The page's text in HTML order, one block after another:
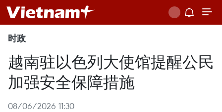
时政
越南驻以色列大使馆提醒公民
加强安全保障措施
08/06/2026 11:30